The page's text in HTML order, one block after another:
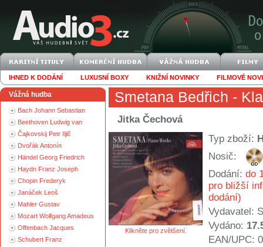
IHNED K DODÁNÍ LUXUSNÍ BOXY KNIŽNÍ NOVINKY FILMOVÉ
Vážná hudba
Bach Johann Sebastian
Beethoven Ludwig van
Čajkovskij Petr Iljič
Dvořák Antonín
Händel Georg Friedrich
Haydn Franz Joseph
Chopin Frederyk
Janáček Leoš
Mahler Gustav
Mozart Wolfgang Amadeus
Offenbach Jacques
Schubert Franz
Smetana Bedřich -
Jitka Čechová
Klikněte pro zvětšení.
Typ zboží:
Nosič:
Dodání: do
pro bližší
dodání)
Vydavatel:
Vydáno:
EAN/UPC: